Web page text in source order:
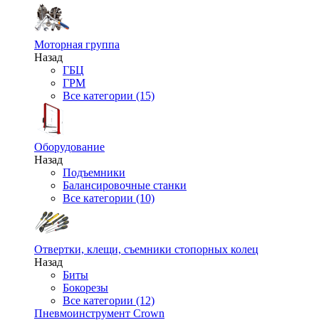
Моторная группа
Назад
ГБЦ
ГРМ
Все категории (15)
Оборудование
Назад
Подъемники
Балансировочные станки
Все категории (10)
Отвертки, клещи, съемники стопорных колец
Назад
Биты
Бокорезы
Все категории (12)
Пневмоинструмент Crown